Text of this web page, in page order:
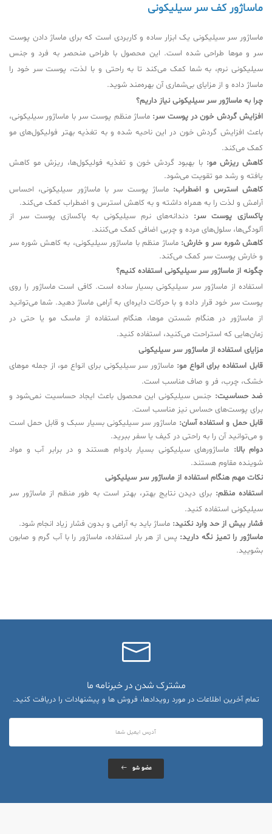
ماساژور کف سر سیلیکونی
ماساژور سر سیلیکونی یک ابزار ساده و کاربردی است که برای ماساژ دادن پوست
سر و موها طراحی شده است. این محصول با طراحی منحصر به فرد و جنس
سیلیکونی نرم، به شما کمک می‌کند تا به راحتی و با لذت، پوست سر خود را
ماساژ داده و از مزایای بی‌شماری آن بهره‌مند شوید.
چرا به ماساژور سر سیلیکونی نیاز داریم؟
افزایش گردش خون در پوست سر: ماساژ منظم پوست سر با ماساژور سیلیکونی،
باعث افزایش گردش خون در این ناحیه شده و به تغذیه بهتر فولیکول‌های مو
کمک می‌کند.
کاهش ریزش مو: با بهبود گردش خون و تغذیه فولیکول‌ها، ریزش مو کاهش
یافته و رشد مو تقویت می‌شود.
کاهش استرس و اضطراب: ماساژ پوست سر با ماساژور سیلیکونی، احساس
آرامش و لذت را به همراه داشته و به کاهش استرس و اضطراب کمک می‌کند.
پاکسازی پوست سر: دندانه‌های نرم سیلیکونی به پاکسازی پوست سر از
آلودگی‌ها، سلول‌های مرده و چربی اضافی کمک می‌کنند.
کاهش شوره سر و خارش: ماساژ منظم با ماساژور سیلیکونی، به کاهش شوره سر
و خارش پوست سر کمک می‌کند.
چگونه از ماساژور سر سیلیکونی استفاده کنیم؟
استفاده از ماساژور سر سیلیکونی بسیار ساده است. کافی است ماساژور را روی
پوست سر خود قرار داده و با حرکات دایره‌ای به آرامی ماساژ دهید. شما می‌توانید
از ماساژور در هنگام شستن موها، هنگام استفاده از ماسک مو یا حتی در
زمان‌هایی که استراحت می‌کنید، استفاده کنید.
مزایای استفاده از ماساژور سر سیلیکونی
قابل استفاده برای انواع مو: ماساژور سر سیلیکونی برای انواع مو، از جمله موهای
خشک، چرب، فر و صاف مناسب است.
ضد حساسیت: جنس سیلیکونی این محصول باعث ایجاد حساسیت نمی‌شود و
برای پوست‌های حساس نیز مناسب است.
قابل حمل و استفاده آسان: ماساژور سر سیلیکونی بسیار سبک و قابل حمل است
و می‌توانید آن را به راحتی در کیف یا سفر ببرید.
دوام بالا: ماساژورهای سیلیکونی بسیار بادوام هستند و در برابر آب و مواد
شوینده مقاوم هستند.
نکات مهم هنگام استفاده از ماساژور سر سیلیکونی
استفاده منظم: برای دیدن نتایج بهتر، بهتر است به طور منظم از ماساژور سر
سیلیکونی استفاده کنید.
فشار بیش از حد وارد نکنید: ماساژ باید به آرامی و بدون فشار زیاد انجام شود.
ماساژور را تمیز نگه دارید: پس از هر بار استفاده، ماساژور را با آب گرم و صابون
بشویید.
مشترک شدن در خبرنامه ما
تمام آخرین اطلاعات در مورد رویدادها، فروش ها و پیشنهادات را دریافت کنید.
عضو شو